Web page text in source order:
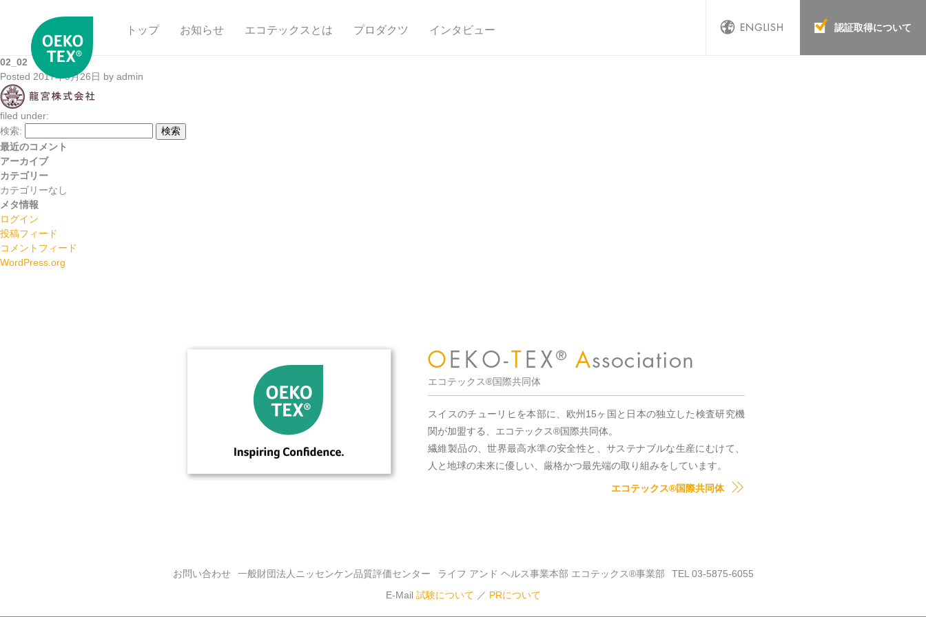
トップ お知らせ エコテックスとは プロダクツ インタビュー 認証取得について
02_02
Posted 2017年9月26日 by admin
filed under:
検索:
検索
最近のコメント
アーカイブ
カテゴリー
カテゴリーなし
メタ情報
ログイン
投稿フィード
コメントフィード
WordPress.org
エコテックス®国際共同体
スイスのチューリヒを本部に、欧州15ヶ国と日本の独立した検査研究機
関が加盟する、エコテックス®国際共同体。
繊維製品の、世界最高水準の安全性と、サステナブルな生産にむけて、
人と地球の未来に優しい、厳格かつ最先端の取り組みをしています。
エコテックス®国際共同体
お問い合わせ 一般財団法人ニッセンケン品質評価センター ライフ アンド ヘルス事業本部 エコテックス®事業部
TEL 03-5875-6055
E-Mail 試験について ／ PRについて